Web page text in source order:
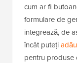
cum ar fi
formulare de
integrează, de
încât puteți
pentru produse